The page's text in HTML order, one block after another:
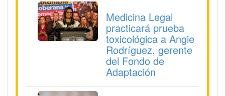
Medicina Legal
practicará prueba
toxicológica a Angie
Rodríguez, gerente
del Fondo de
Adaptación